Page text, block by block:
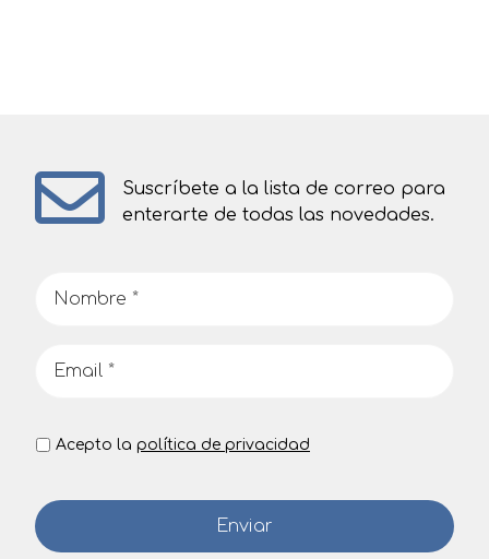
Suscríbete a la lista de correo para
enterarte de todas las novedades.
Acepto la política de privacidad